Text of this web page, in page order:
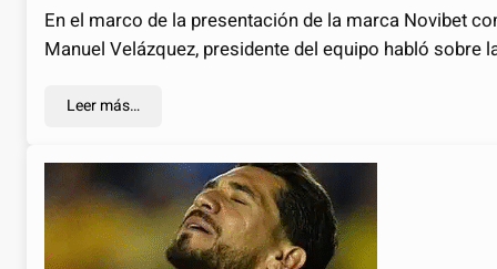
En el marco de la presentación de la marca Novibet
Manuel Velázquez, presidente del equipo habló
Leer más…